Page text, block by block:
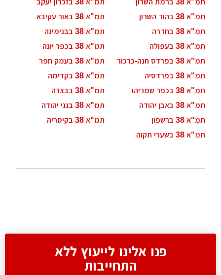
תמ"א 38 ברמת השרון
תמ"א 38 בזכרון יעקב
תמ"א 38 בהוד השרון
תמ"א 38 באור עקיבא
תמ"א 38 בחדרה
תמ"א 38 בבנימינה
תמ"א 38 בעפולה
תמ"א 38 בכפר יונה
תמ"א 38 בפרדס חנה-כרכור
תמ"א 38 בעמק חפר
תמ"א 38 בפרדסיה
תמ"א 38 בקדימה
תמ"א 38 בכפר שמריהו
תמ"א 38 בבצרה
תמ"א 38 באבן יהודה
תמ"א 38 בגני יהודה
תמ"א 38 ברשפון
תמ"א 38 בקיסריה
תמ"א 38 בשערי תקוה
פנו אלינו לייעוץ ללא
התחייבות